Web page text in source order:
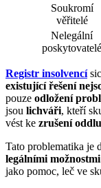
Soukromí
věřitelé
Nelegální
poskytovatelé
Registr insolvencí
existující řešení
pouze odložení
jsou lichváři, kteří
vést ke zrušení
Tato problematika je
legálními
jako pomoc, leč ve